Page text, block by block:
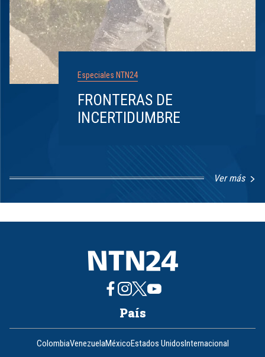
Especiales NTN24
FRONTERAS DE
INCERTIDUMBRE
Ver más
8
País
ColombiaVenezuelaMéxicoEstados UnidosInternacional